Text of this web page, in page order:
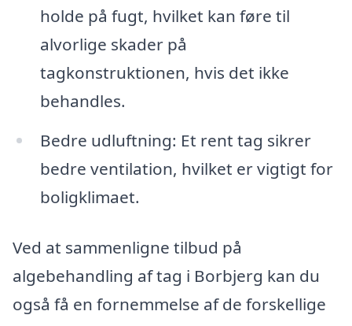
holde på fugt, hvilket kan føre til
alvorlige skader på
tagkonstruktionen, hvis det ikke
behandles.
Bedre udluftning: Et rent tag sikrer
bedre ventilation, hvilket er vigtigt for
boligklimaet.
Ved at sammenligne tilbud på
algebehandling af tag i Borbjerg kan du
også få en fornemmelse af de forskellige